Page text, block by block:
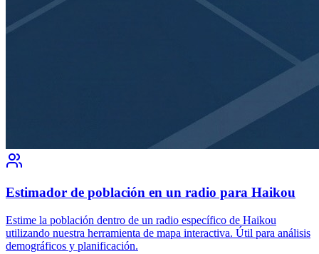
Estimador de población en un radio para Haikou
Estime la población dentro de un radio específico de Haikou
utilizando nuestra herramienta de mapa interactiva. Útil para análisis
demográficos y planificación.